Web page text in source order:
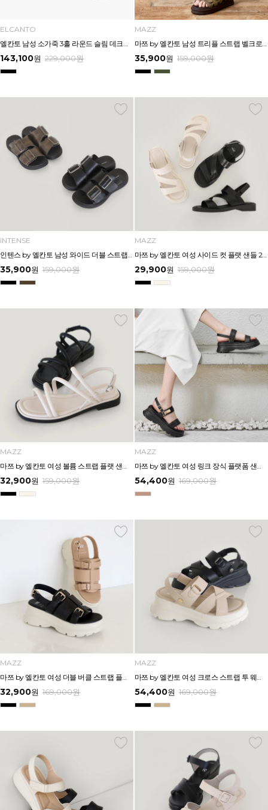
ELCANTO
143,100원 229,000원
MAZZ
35,900원 159,000원
INTENSE
인텐스 by 엘칸토 남성 와이드 더블 스트랩 버클 슬라이드 3.5cm LCMW62I626
35,900원 159,000원
MAZZ
마쯔 by 엘칸토 여성 사이드 컷 플랫 샌들 2.5cm LCWW65M626
29,900원 159,000원
MAZZ
마쯔 by 엘칸토 여성 볼륨 스트랩 플랫 샌들 2cm LCWW58M626
32,900원 159,000원
MAZZ
마쯔 by 엘칸토 여성 링크 장식 플랫폼 샌들 6cm LCWW50M626
54,400원 169,000원
MAZZ
마쯔 by 엘칸토 여성 더블 버클 스트랩 플랫폼 샌들 6cm LCWW34M626
32,900원 169,000원
MAZZ
마쯔 by 엘칸토 여성 크로스 스트랩 투 웨이 플랫폼 샌들 6cm LCWW14M626
54,400원 169,000원